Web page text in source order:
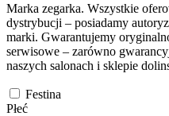
Marka zegarka. Wszystkie
dystrybucji – posiadamy
marki. Gwarantujemy
serwisowe – zarówno
naszych salonach i sklepie
Festina
Płeć